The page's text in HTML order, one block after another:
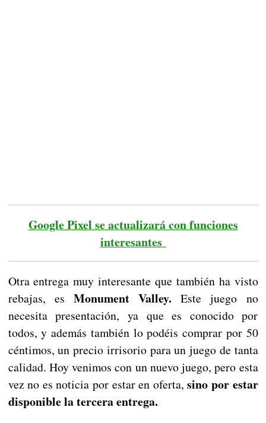
Google Pixel se actualizará con funciones
interesantes
Otra entrega muy interesante que también ha visto
rebajas, es Monument Valley. Este juego no
necesita presentación, ya que es conocido por
todos, y además también lo podéis comprar por 50
céntimos, un precio irrisorio para un juego de tanta
calidad. Hoy venimos con un nuevo juego, pero esta
vez no es noticia por estar en oferta, sino por estar
disponible la tercera entrega.